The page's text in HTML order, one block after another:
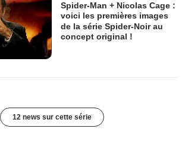
Spider-Man + Nicolas Cage :
voici les premières images
de la série Spider-Noir au
concept original !
12 news sur cette série